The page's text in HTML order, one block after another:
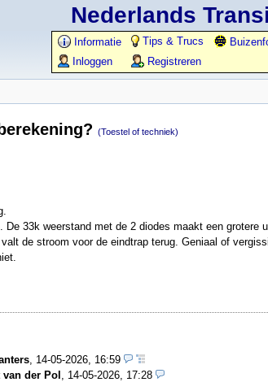
Nederlands
Informatie Tips & Trucs
Inloggen
Registreren
(Toestel of techniek)
33k weerstand met de 2 diodes maakt een grotere
de stroom voor de eindtrap terug. Geniaal of
14-05-2026, 16:59
van der Pol
14-05-2026, 17:28